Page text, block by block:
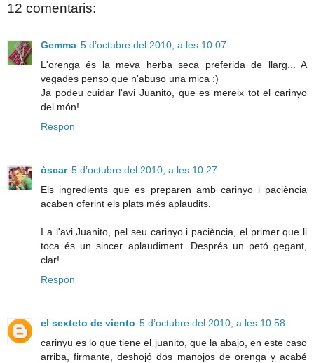
12 comentaris:
Gemma 5 d’octubre del 2010, a les 10:07
L'orenga és la meva herba seca preferida de llarg... A
vegades penso que n'abuso una mica :)
Ja podeu cuidar l'avi Juanito, que es mereix tot el carinyo
del món!
Respon
òscar 5 d’octubre del 2010, a les 10:27
Els ingredients que es preparen amb carinyo i paciència
acaben oferint els plats més aplaudits.
I a l'avi Juanito, pel seu carinyo i paciència, el primer que li
toca és un sincer aplaudiment. Després un petó gegant,
clar!
Respon
el sexteto de viento 5 d’octubre del 2010, a les 10:58
carinyu es lo que tiene el juanito, que la abajo, en este caso
arriba, firmante, deshojó dos manojos de orenga y acabé